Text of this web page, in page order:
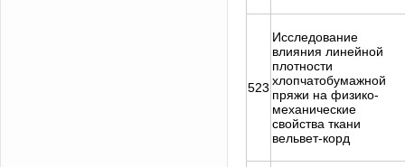
523
Исследование
влияния линейной
плотности
хлопчатобумажной
пряжи на физико-
механические
свойства ткани
вельвет-корд